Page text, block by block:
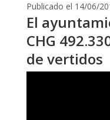
Publicado el 14/06/
El
CHG
de vertidos